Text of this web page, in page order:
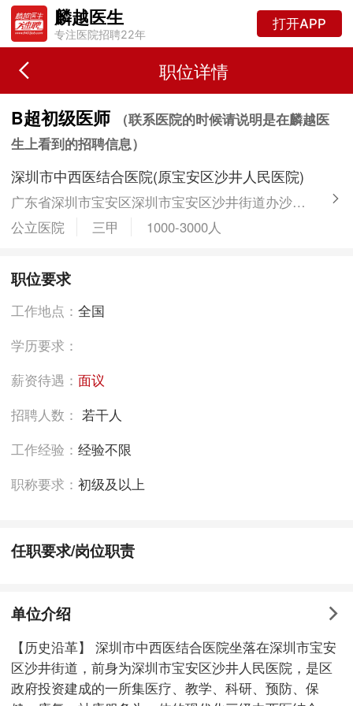
麟越医生
专注医院招聘22年
打开APP
职位详情
B超初级医师
（联系医院的时候请说明是在麟越医
生上看到的招聘信息）
深圳市中西医结合医院(原宝安区沙井人民医院)
广东省深圳市宝安区深圳市宝安区沙井街道办沙井大街3号
公立医院
三甲 1000-3000人
职位要求
工作地点：全国
学历要求：
薪资待遇：面议
招聘人数：若干人
工作经验：经验不限
职称要求：初级及以上
任职要求/岗位职责
单位介绍
【历史沿革】 深圳市中西医结合医院坐落在深圳市宝安
区沙井街道，前身为深圳市宝安区沙井人民医院，是区
政府投资建成的一所集医疗、教学、科研、预防、保